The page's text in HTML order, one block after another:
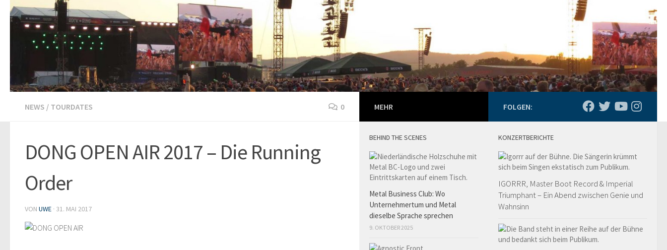
NEWS / TOURDATES 0
DONG OPEN AIR 2017 – Die Running
Order
VON UWE · 31. MAI 2017
FOLGEN:
KONZERTBERICHTE
IGORRR, Master Boot Record & Imperial
Triumphant – Ein Abend zwischen Genie und
Wahnsinn
MEHR
BEHIND THE SCENES
Metal Business Club: Wo
Unternehmertum und Metal
dieselbe Sprache sprechen
9. OKTOBER 2025